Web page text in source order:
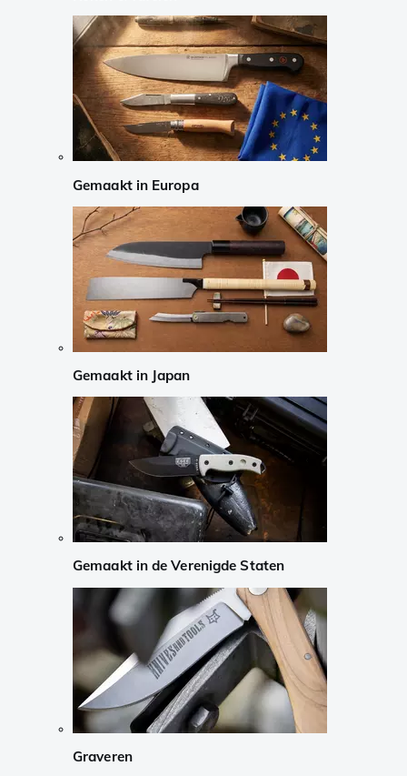
Gemaakt in Europa
Gemaakt in Japan
Gemaakt in de Verenigde Staten
Graveren